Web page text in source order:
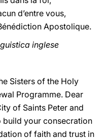
d’entre vous,
Apostolique.
inglese
Sisters of the Holy
Programme. Dear
of Saints Peter and
build your consecration
of faith and trust in